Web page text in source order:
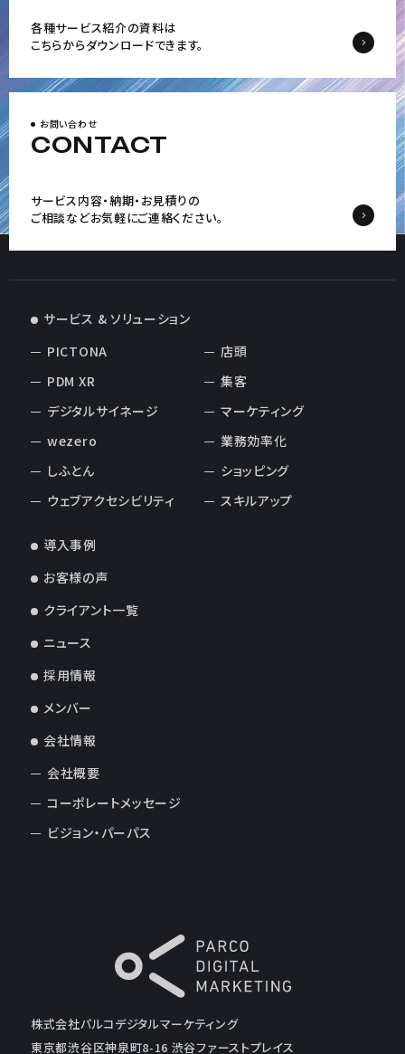
各種サービス紹介の資料は
こちらからダウンロードできます。
お問い合わせ
CONTACT
サービス内容・納期・お見積りの
ご相談などお気軽にご連絡ください。
株式会社パルコデジタルマーケティング
東京都渋谷区神泉町8-16 渋谷ファーストプレイス
サービス & ソリューション
PICTONA
PDM XR
デジタルサイネージ
wezero
しふとん
ウェブアクセシビリティ
店頭
集客
マーケティング
業務効率化
ショッピング
スキルアップ
導入事例
お客様の声
クライアント一覧
ニュース
採用情報
メンバー
会社情報
会社概要
コーポレートメッセージ
ビジョン・パーパス